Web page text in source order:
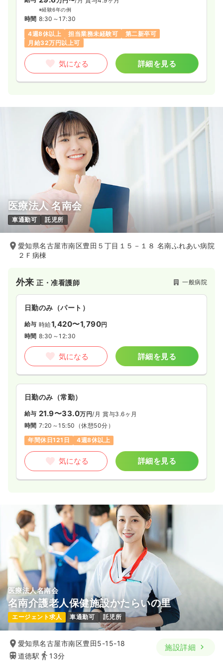
ICU系正看護師
2交代（常勤）
給与 28.7万円〜/月 賞与4ヶ月
※経験3年の例
時間 8:30～17:00（休憩45分）
気になる 詳細を見る
※経験6年の例
時間 8:30～17:30
4週8休以上
担当業務未経験可
第二新卒可
月給32万円以上可
気になる 詳細を見る
医療法人 名南会
車通勤可 託児所
愛知県名古屋市南区豊田５丁目１５－１８ 名南ふれあい病院
２Ｆ病棟
外来正・准看護師 一般病院
日勤のみ（パート）
給与 時給1,420〜1,790円
時間 8:30～12:30
気になる 詳細を見る
日勤のみ（常勤）
給与 21.9〜33.0万円/月 賞与3.6ヶ月
時間 7:20～15:50 （休憩50分）
年間休日121日
4週8休以上
気になる 詳細を見る
医療法人名南会
名南介護老人保健施設かたらいの里
エージェント求人 車通勤可 託児所
愛知県名古屋市南区豊田5-15-18
道徳駅
13分
施設詳細